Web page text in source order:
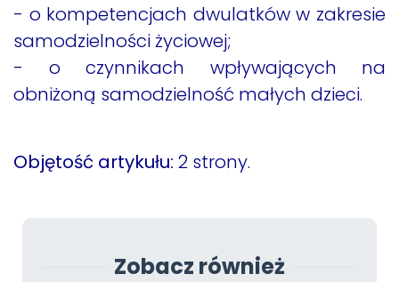
- o kompetencjach dwulatków w zakresie
samodzielności życiowej;
- o czynnikach wpływających na
obniżoną samodzielność małych dzieci.
Objętość artykułu: 2 strony.
Zobacz również